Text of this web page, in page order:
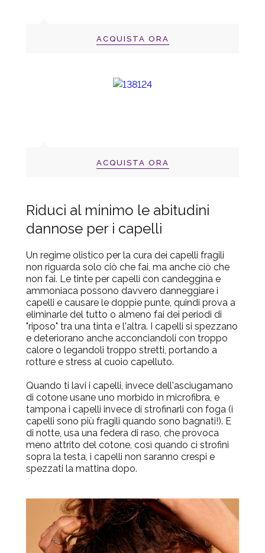
ACQUISTA ORA
ACQUISTA ORA
Riduci al minimo le abitudini
dannose per i capelli
Un regime olistico per la cura dei capelli fragili
non riguarda solo ciò che fai, ma anche ciò che
non fai. Le tinte per capelli con candeggina e
ammoniaca possono davvero danneggiare i
capelli e causare le doppie punte, quindi prova a
eliminarle del tutto o almeno fai dei periodi di
"riposo" tra una tinta e l'altra. I capelli si spezzano
e deteriorano anche acconciandoli con troppo
calore o legandoli troppo stretti, portando a
rotture e stress al cuoio capelluto.
Quando ti lavi i capelli, invece dell'asciugamano
di cotone usane uno morbido in microfibra, e
tampona i capelli invece di strofinarli con foga (i
capelli sono più fragili quando sono bagnati!). E
di notte, usa una federa di raso, che provoca
meno attrito del cotone, così quando ci strofini
sopra la testa, i capelli non saranno crespi e
spezzati la mattina dopo.